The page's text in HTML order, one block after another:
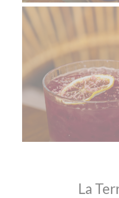
La